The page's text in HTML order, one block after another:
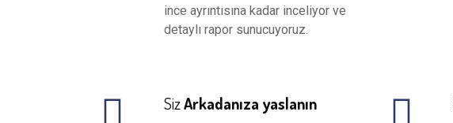
ince ayrıntısına kadar inceliyor ve
detaylı rapor sunucuyoruz.
SizArkadanıza yaslanın